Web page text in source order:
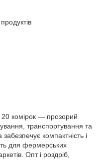
комірок — прозорий
транспортування та
компактність і
для фермерських
Опт і роздріб,